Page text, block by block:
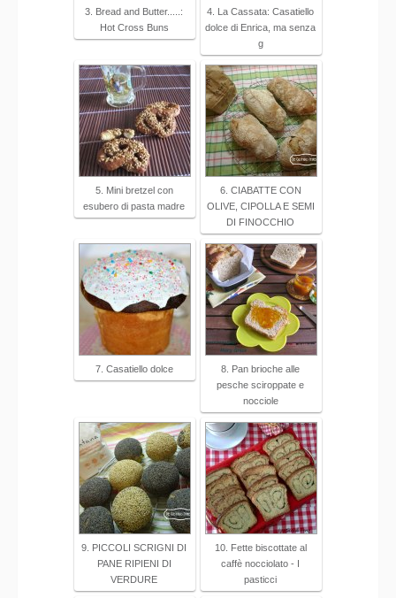
3. Bread and Butter.....:
Hot Cross Buns
4. La Cassata: Casatiello
dolce di Enrica, ma senza
g
5. Mini bretzel con
esubero di pasta madre
6. CIABATTE CON
OLIVE, CIPOLLA E SEMI
DI FINOCCHIO
7. Casatiello dolce
8. Pan brioche alle
pesche sciroppate e
nocciole
9. PICCOLI SCRIGNI DI
PANE RIPIENI DI
VERDURE
10. Fette biscottate al
caffè nocciolato - I
pasticci